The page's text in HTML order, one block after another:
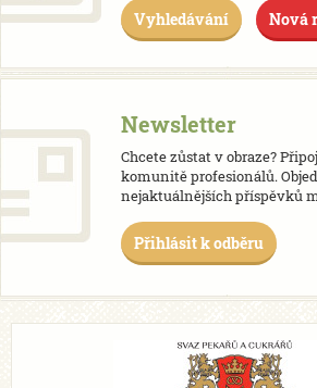
Vyhledávání Nová
Newsletter
Chcete zůstat v obraze?
komunitě profesionálů.
nejaktuálnějších příspěvků
Přihlásit k odběru